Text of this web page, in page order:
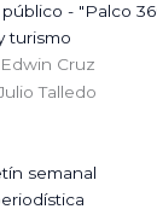
- "Palco
turismo
Edwin Cruz
Talledo
semanal